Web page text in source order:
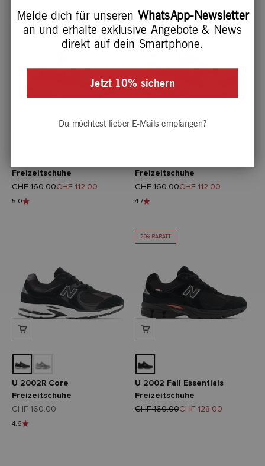
30% RABATT
Freizeitschuhe
Regulärer Preis
CHF 160.00Angebot
CHF 112.00
5.0
30% RABATT
Freizeitschuhe
Regulärer Preis
CHF 160.00Angebot
CHF 112.00
4.7
U 2002R Core
Freizeitschuhe
Angebot
CHF 160.00
4.6
20% RABATT
U 2002 Fall Essentials
Freizeitschuhe
Regulärer Preis
CHF 160.00Angebot
CHF 128.00
Melde dich für unseren WhatsApp-Newsletter
an und erhalte exklusive Angebote & News
direkt auf dein Smartphone.
Jetzt 10% sichern
Du möchtest lieber E-Mails empfangen?